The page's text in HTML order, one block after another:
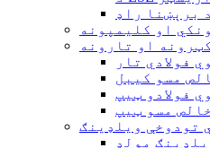
برېښنا راډ
او کلیمپونه
او تارونه
فولادي تار
مسو کیبل
فولادو ټیپ
خالص مسو ټیپ
تودوخې ویلډینګ
مولډ